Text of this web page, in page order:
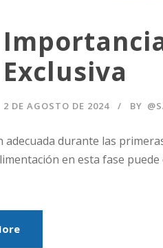
Exclusiva
2 DE AGOSTO DE 2024 BY
adecuada durante las
en esta fase